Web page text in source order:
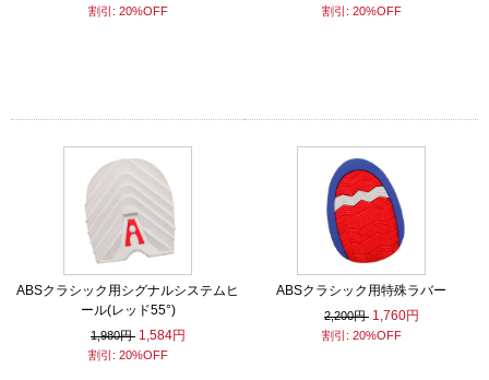
割引: 20%OFF 割引: 20%OFF
ABSクラシック用シグナルシステムヒ
ール(レッド55°)
1,980円 1,584円
割引: 20%OFF
ABSクラシック用特殊ラバー
2,200円 1,760円
割引: 20%OFF